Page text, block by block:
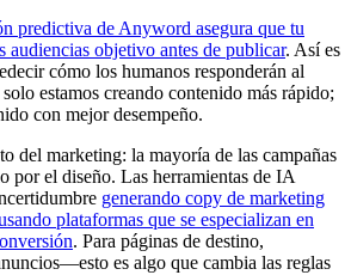
predictiva de Anyword asegura que tu
audiencias objetivo antes de publicar. Así es
cómo los humanos responderán al
estamos creando contenido más rápido;
con mejor desempeño.
del marketing: la mayoría de las campañas
por el diseño. Las herramientas de IA
generando copy de marketing
plataformas que se especializan en
. Para páginas de destino,
es algo que cambia las reglas